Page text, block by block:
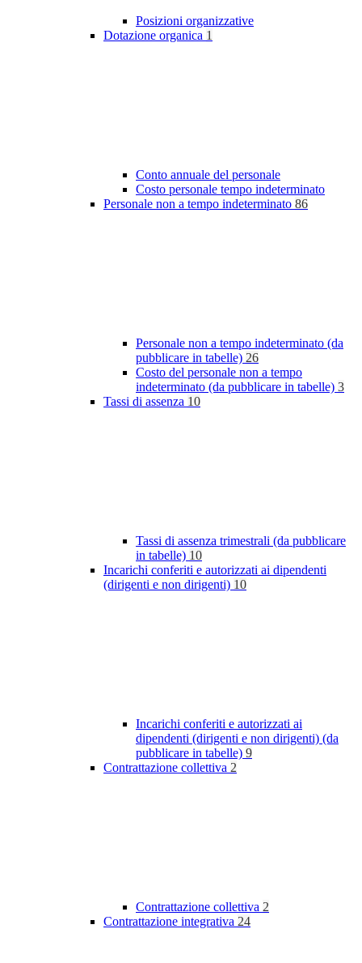
Posizioni organizzative
Dotazione organica 1
Conto annuale del personale
Costo personale tempo indeterminato
Personale non a tempo indeterminato 86
Personale non a tempo indeterminato (da
pubblicare in tabelle) 26
Costo del personale non a tempo
indeterminato (da pubblicare in tabelle) 3
Tassi di assenza 10
Tassi di assenza trimestrali (da pubblicare
in tabelle) 10
Incarichi conferiti e autorizzati ai dipendenti
(dirigenti e non dirigenti) 10
Incarichi conferiti e autorizzati ai
dipendenti (dirigenti e non dirigenti) (da
pubblicare in tabelle) 9
Contrattazione collettiva 2
Contrattazione collettiva 2
Contrattazione integrativa 24